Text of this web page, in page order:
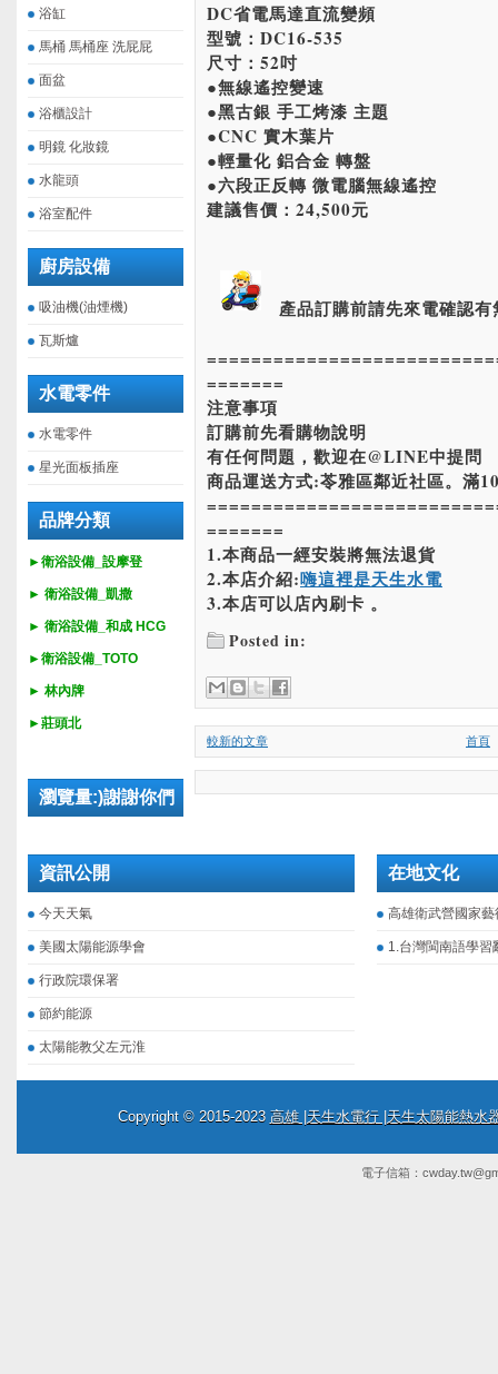
浴缸
馬桶 馬桶座 洗屁屁
面盆
浴櫃設計
明鏡 化妝鏡
水龍頭
浴室配件
廚房設備
吸油機(油煙機)
瓦斯爐
水電零件
水電零件
星光面板插座
品牌分類
►衛浴設備_設摩登
► 衛浴設備_ 凱撒
► 衛浴設備_ 和成 HCG
►衛浴設備_ TOTO
► 林內牌
►莊頭北
瀏覽量:)謝謝你們
DC省電馬達直流變頻
型號：DC16-535
尺寸：52吋
●無線遙控變速
●黑古銀 手工烤漆 主題
●CNC 實木葉片
●輕量化 鋁合金 轉盤
●六段正反轉 微電腦無線遙控
建議售價：24,500元
產品訂購前請先來電確認有
=======
注意事項
訂購前先看購物說明
有任何問題，歡迎在@LINE中提問
商品運送方式:苓雅區鄰近社區。滿
=======
1.本商品一經安裝將無法退貨
2.本店介紹:嗨這裡是天生水電
3.本店可以店內刷卡 。
Posted in:
較新的文章 首頁
資訊公開
今天天氣
美國太陽能源學會
行政院環保署
節約能源
太陽能教父左元淮
在地文化
高雄衛武營國家藝
1.台灣閩南語學習
Copyright © 2015-2023 高雄 |天生水電行 |天生太陽能熱水
電子信箱：